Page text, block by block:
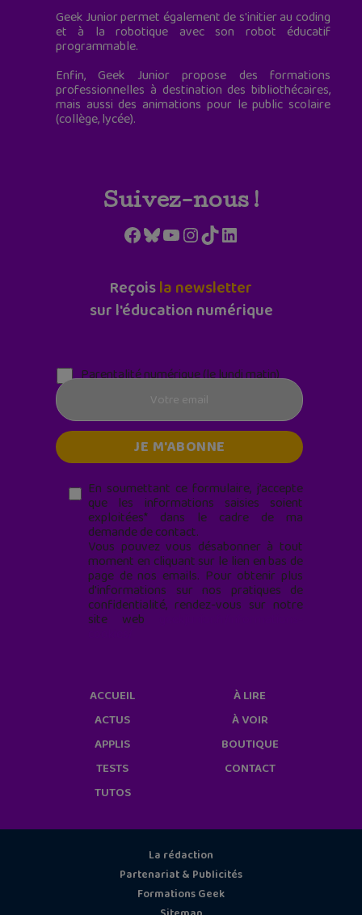
Geek Junior permet également de s'initier au coding
et à la robotique avec son robot éducatif
programmable.
Enfin, Geek Junior propose des formations
professionnelles à destination des bibliothécaires,
mais aussi des animations pour le public scolaire
(collège, lycée).
Suivez-nous !
Facebook
Bluesky
YouTube
Instagram
TikTokLinkedIn
Reçoisla newsletter
sur l'éducation numérique
Parentalité numérique (le lundi matin)
En soumettant ce formulaire, j’accepte
que les informations saisies soient
exploitées* dans le cadre de ma
demande de contact.
Vous pouvez vous désabonner à tout
moment en cliquant sur le lien en bas de
page de nos emails. Pour obtenir plus
d'informations sur nos pratiques de
confidentialité, rendez-vous sur notre
site web
ACCUEIL
ACTUS
APPLIS
TESTS
TUTOS
À LIRE
À VOIR
BOUTIQUE
CONTACT
La rédaction
Partenariat & Publicités
Formations Geek